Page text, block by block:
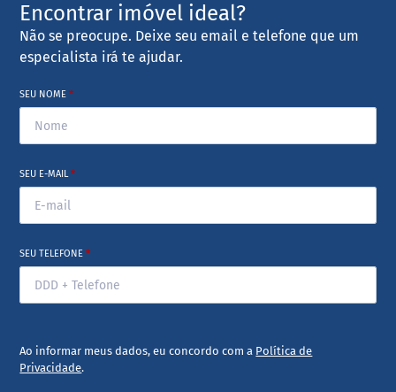
Encontrar imóvel ideal?
Não se preocupe. Deixe seu email e telefone que um
especialista irá te ajudar.
SEU NOME*
SEU E-MAIL*
SEU TELEFONE*
Ao informar meus dados, eu concordo com a Política de
Privacidade.